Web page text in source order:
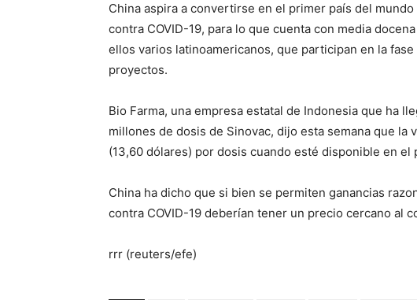
China aspira a convertirse en el primer país del
contra COVID-19, para lo que cuenta con media
ellos varios latinoamericanos, que participan en la
proyectos.
Bio Farma, una empresa estatal de Indonesia que ha
millones de dosis de Sinovac, dijo esta semana que la
(13,60 dólares) por dosis cuando esté disponible en el
China ha dicho que si bien se permiten ganancias
contra COVID-19 deberían tener un precio cercano al
rrr (reuters/efe)